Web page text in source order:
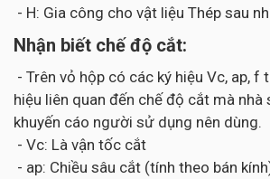
- H: Gia công cho vật liệu Thép sau
Nhận biết chế độ cắt:
- Trên vỏ hộp có các ký hiệu Vc, ap, f
hiệu liên quan đến chế độ cắt mà nhà
khuyến cáo người sử dụng nên dùng.
- Vc: Là vận tốc cắt
- ap: Chiều sâu cắt (tính theo bán